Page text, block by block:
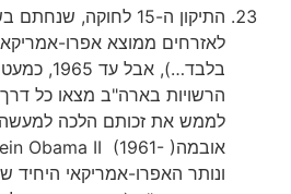
לאזרחים ממוצא אפרו-אמריקאי
הרשויות בארה"ב מצאו כל דרך
ונותר האפרו-אמריקאי היחיד